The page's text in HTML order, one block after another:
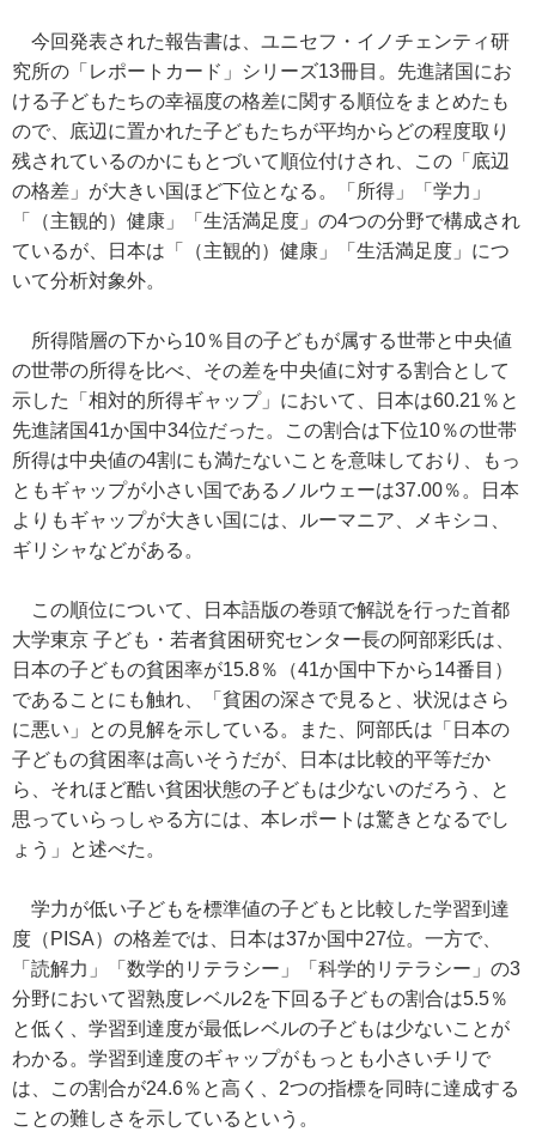
今回発表された報告書は、ユニセフ・イノチェンティ研
究所の「レポートカード」シリーズ13冊目。先進諸国にお
ける子どもたちの幸福度の格差に関する順位をまとめたも
ので、底辺に置かれた子どもたちが平均からどの程度取り
残されているのかにもとづいて順位付けされ、この「底辺
の格差」が大きい国ほど下位となる。「所得」「学力」
「（主観的）健康」「生活満足度」の4つの分野で構成され
ているが、日本は「（主観的）健康」「生活満足度」につ
いて分析対象外。
所得階層の下から10％目の子どもが属する世帯と中央値
の世帯の所得を比べ、その差を中央値に対する割合として
示した「相対的所得ギャップ」において、日本は60.21％と
先進諸国41か国中34位だった。この割合は下位10％の世帯
所得は中央値の4割にも満たないことを意味しており、もっ
ともギャップが小さい国であるノルウェーは37.00％。日本
よりもギャップが大きい国には、ルーマニア、メキシコ、
ギリシャなどがある。
この順位について、日本語版の巻頭で解説を行った首都
大学東京 子ども・若者貧困研究センター長の阿部彩氏は、
日本の子どもの貧困率が15.8％（41か国中下から14番目）
であることにも触れ、「貧困の深さで見ると、状況はさら
に悪い」との見解を示している。また、阿部氏は「日本の
子どもの貧困率は高いそうだが、日本は比較的平等だか
ら、それほど酷い貧困状態の子どもは少ないのだろう、と
思っていらっしゃる方には、本レポートは驚きとなるでし
ょう」と述べた。
学力が低い子どもを標準値の子どもと比較した学習到達
度（PISA）の格差では、日本は37か国中27位。一方で、
「読解力」「数学的リテラシー」「科学的リテラシー」の3
分野において習熟度レベル2を下回る子どもの割合は5.5％
と低く、学習到達度が最低レベルの子どもは少ないことが
わかる。学習到達度のギャップがもっとも小さいチリで
は、この割合が24.6％と高く、2つの指標を同時に達成する
ことの難しさを示しているという。